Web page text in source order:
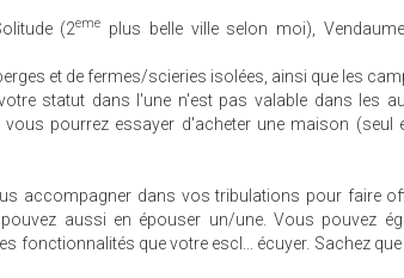
(2eme
plus belle ville selon moi),
et de fermes/scieries isolées, ainsi que les
statut dans l'une n'est pas valable dans les
vous pourrez essayer d'acheter une maison
accompagner dans vos tribulations pour faire
aussi en épouser un/une. Vous pouvez
fonctionnalités que votre escl... écuyer. Sachez